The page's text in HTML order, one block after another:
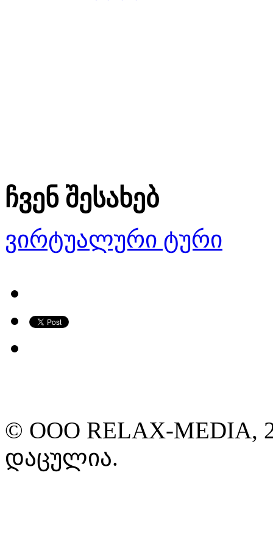
ჩვენ შესახებ
ვირტუალური ტური
© ООО RELAX-MEDIA,
დაცულია.